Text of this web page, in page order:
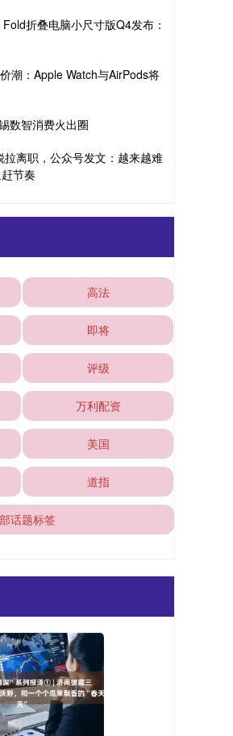
折叠电脑小尺寸版Q4发布：
潮：Apple Watch与AirPods将
数智消费火出圈
离职，公众号发文：越来越难
节奏
高法
即将
评级
万利配资
美国
道指
话题标签